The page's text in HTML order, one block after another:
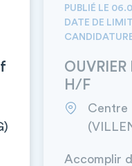
PUBLIÉ LE
DATE DE
OUVRIER
H/F
Centre
Accomplir